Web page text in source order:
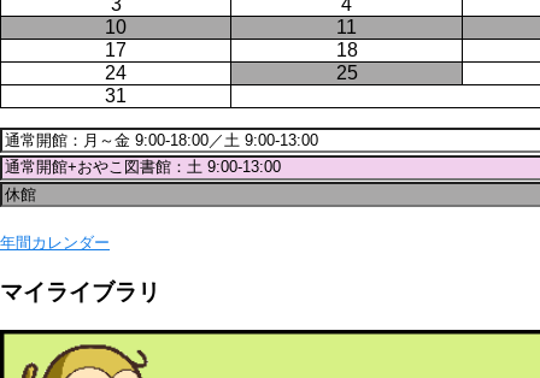
3
4
10
11
17
18
24
25
31
年間カレンダー
マイライブラリ